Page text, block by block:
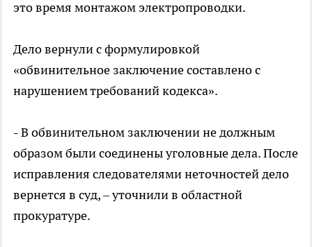
это время монтажом электропроводки.
Дело вернули с формулировкой
«обвинительное заключение составлено с
нарушением требований кодекса».
- В обвинительном заключении не должным
образом были соединены уголовные дела. После
исправления следователями неточностей дело
вернется в суд, – уточнили в областной
прокуратуре.